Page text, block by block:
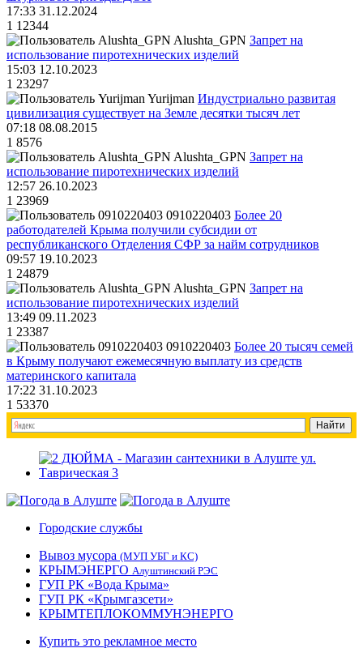
17:33 31.12.2024
1 12344
Alushta_GPN Запрет на
использование пиротехнических изделий
15:03 12.10.2023
1 23297
Yurijman Индустриально развитая
цивилизация существует на Земле десятки тысяч лет
07:18 08.08.2015
1 8576
Alushta_GPN Запрет на
использование пиротехнических изделий
12:57 26.10.2023
1 23969
0910220403 Более 20
работодателей Крыма получили субсидии от
республиканского Отделения СФР за найм сотрудников
09:57 19.10.2023
1 24879
Alushta_GPN Запрет на
использование пиротехнических изделий
13:49 09.11.2023
1 23387
0910220403 Более 20 тысяч семей
в Крыму получают ежемесячную выплату из средств
материнского капитала
17:22 31.10.2023
1 53370
Городские службы
Вывоз мусора (МУП УБГ и КС)
КРЫМЭНЕРГО Алуштинский РЭС
ГУП РК «Вода Крыма»
ГУП РК «Крымгазсети»
КРЫМТЕПЛОКОММУНЭНЕРГО
Купить это рекламное место